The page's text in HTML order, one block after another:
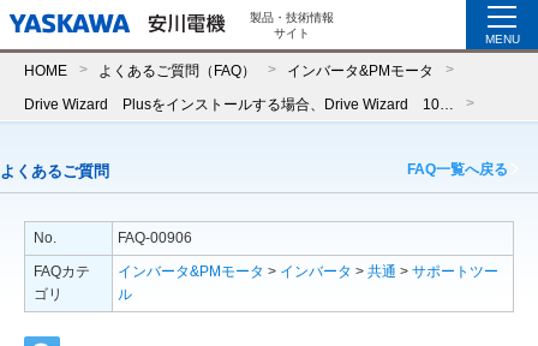
製品・技術情報
サイト
MENU
HOME よくあるご質問（FAQ） インバータ&PMモータ
よくあるご質問 FAQ一覧へ戻る
No.
FAQ-00906
FAQカテ
ゴリ
インバータ&PMモータ > インバータ > 共通 > サポートツー
ル